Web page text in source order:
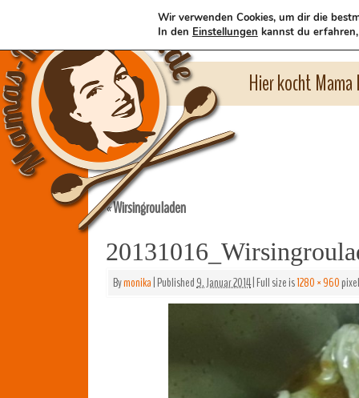
Hier kocht
«Wirsingrouladen
Bymonika|Published9. Januar 2014|Full size is1280 × 960
Wir verwenden Cookies, um dir die
In den Einstellungen kannst du